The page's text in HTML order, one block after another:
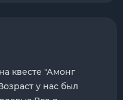
квесте "Амонг
у нас был